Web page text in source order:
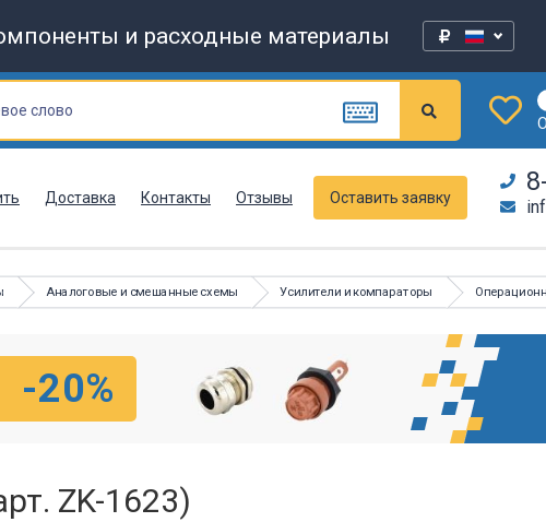
и расходные материалы
Доставка Контакты Отзывы Оставить заявку
Аналоговые и смешанные схемы Усилители и компараторы
-20%
ZK-1623)